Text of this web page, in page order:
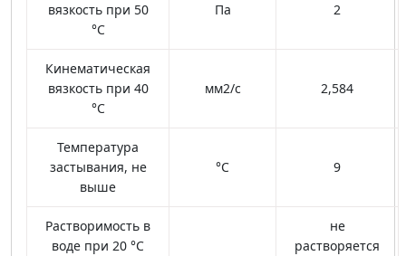
вязкость при 50
°С
Па 2
Кинематическая
вязкость при 40
°С
мм2/с 2,584
Температура
застывания, не
выше
°С 9
Растворимость в
воде при 20 °С
не
растворяется